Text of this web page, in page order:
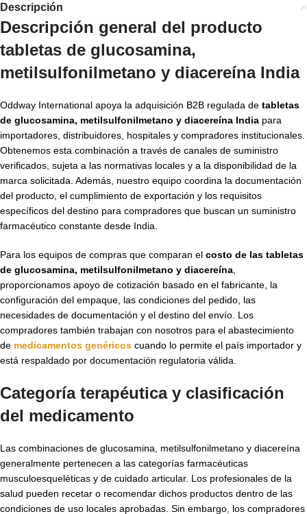
Descripción
Descripción general del producto
tabletas de glucosamina,
metilsulfonilmetano y diacereína India
Oddway International apoya la adquisición B2B regulada de tabletas
de glucosamina, metilsulfonilmetano y diacereína India para
importadores, distribuidores, hospitales y compradores institucionales.
Obtenemos esta combinación a través de canales de suministro
verificados, sujeta a las normativas locales y a la disponibilidad de la
marca solicitada. Además, nuestro equipo coordina la documentación
del producto, el cumplimiento de exportación y los requisitos
específicos del destino para compradores que buscan un suministro
farmacéutico constante desde India.
Para los equipos de compras que comparan el costo de las tabletas
de glucosamina, metilsulfonilmetano y diacereína
proporcionamos apoyo de cotización basado en el fabricante, la
configuración del empaque, las condiciones del pedido, las
necesidades de documentación y el destino del envío. Los
compradores también trabajan con nosotros para el abastecimiento
de medicamentos genéricos cuando lo permite el país importador y
está respaldado por documentación regulatoria válida.
Categoría terapéutica y clasificación
del medicamento
Las combinaciones de glucosamina, metilsulfonilmetano y diacereína
generalmente pertenecen a las categorías farmacéuticas
musculoesqueléticas y de cuidado articular. Los profesionales de la
salud pueden recetar o recomendar dichos productos dentro de las
condiciones de uso locales aprobadas. Sin embargo, los compradores